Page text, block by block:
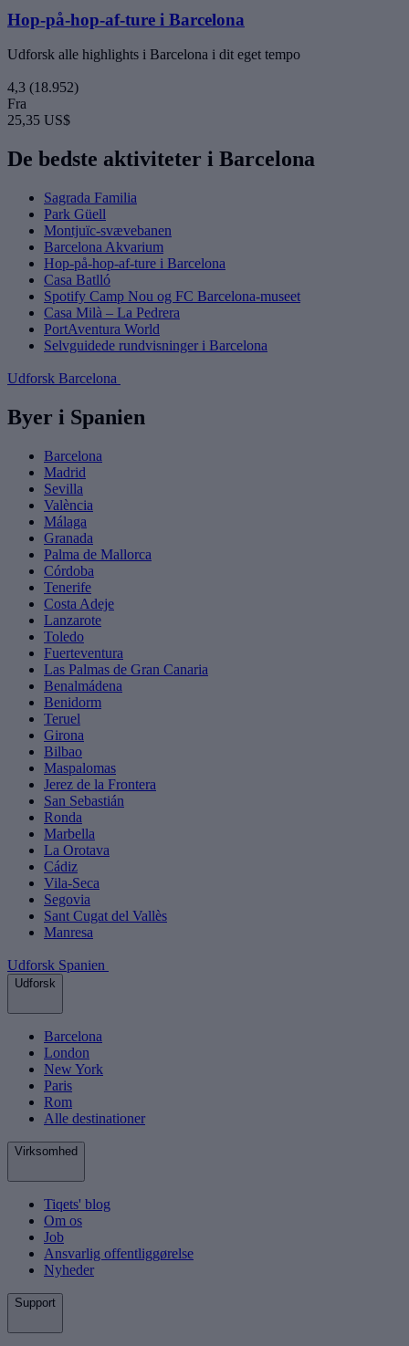
Hop-på-hop-af-ture i Barcelona
Udforsk alle highlights i Barcelona i dit eget tempo
4,3 (18.952)
Fra
25,35 US$
De bedste aktiviteter i Barcelona
Sagrada Familia
Park Güell
Montjuïc-svævebanen
Barcelona Akvarium
Hop-på-hop-af-ture i Barcelona
Casa Batlló
Spotify Camp Nou og FC Barcelona-museet
Casa Milà – La Pedrera
PortAventura World
Selvguidede rundvisninger i Barcelona
Udforsk Barcelona
Byer i Spanien
Barcelona
Madrid
Sevilla
València
Málaga
Granada
Palma de Mallorca
Córdoba
Tenerife
Costa Adeje
Lanzarote
Toledo
Fuerteventura
Las Palmas de Gran Canaria
Benalmádena
Benidorm
Teruel
Girona
Bilbao
Maspalomas
Jerez de la Frontera
San Sebastián
Ronda
Marbella
La Orotava
Cádiz
Vila-Seca
Segovia
Sant Cugat del Vallès
Manresa
Udforsk Spanien
Udforsk
Barcelona
London
New York
Paris
Rom
Alle destinationer
Virksomhed
Tiqets' blog
Om os
Job
Ansvarlig offentliggørelse
Nyheder
Support